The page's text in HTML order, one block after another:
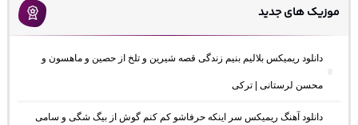
موزیک های جدید
دانلود ریمیکس بلالیم بنیم زندگی قصه شیرین و تلخ از حصین و ماهسون و
محسن لرستانی | ترکی
دانلود آهنگ ریمیکس سر اینکه حرفاشو کم کنم گوش از بیگ شگی و سامی